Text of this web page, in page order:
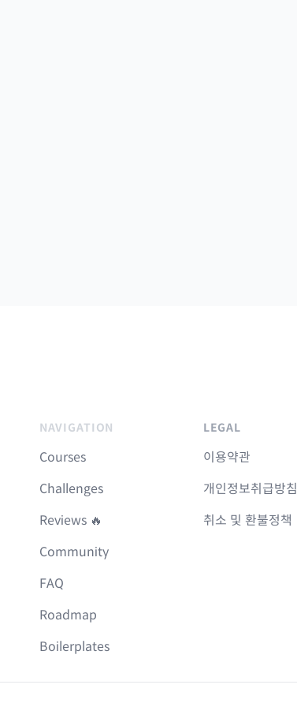
NAVIGATION
Courses
Challenges
Reviews 🔥
Community
FAQ
Roadmap
Boilerplates
LEGAL
이용약관
개인정보취급방침
취소 및 환불정책